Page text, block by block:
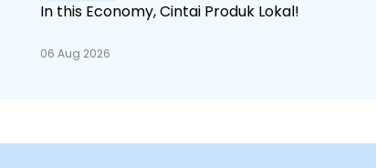
In this Economy, Cintai Produk Lokal!
06 Aug 2026